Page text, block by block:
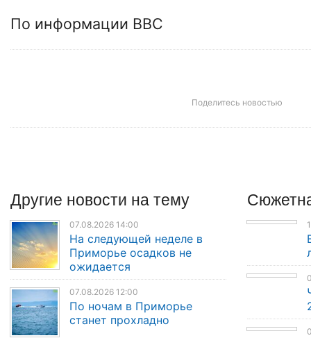
По информации BBC
Поделитесь новостью
Другие новости на тему
07.08.2026 14:00
На следующей неделе в
Приморье осадков не
ожидается
07.08.2026 12:00
По ночам в Приморье
станет прохладно